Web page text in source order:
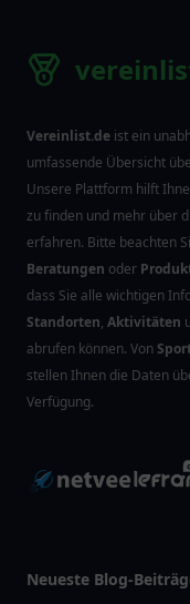
Vereinlist.de ist ein
umfassende Übersicht
Unsere Plattform hilft
zu finden und mehr über
erfahren. Bitte beachten
Beratungen oder
dass Sie alle wichtigen
Standorten, Aktivitäten
abrufen können. Von
stellen Ihnen die Daten
Verfügung.
Neueste Blog-